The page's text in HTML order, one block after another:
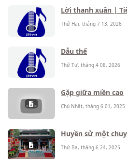
Lời thanh xuân |
Thứ Hai, tháng 7 13, 2026
Dẫu thế
Thứ Tư, tháng 4 08, 2026
Gặp giữa miền cao
Chủ Nhật, tháng 6 01, 2025
Huyền sử một
Thứ Ba, tháng 6 24, 2025